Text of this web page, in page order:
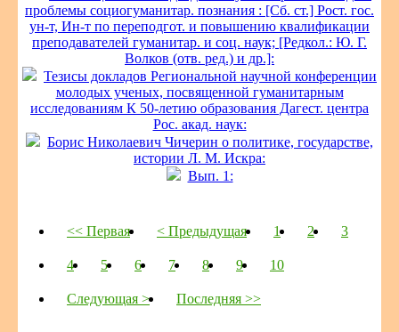
проблемы социогуманитар. познания : [Сб. ст.] Рост. гос.
ун-т, Ин-т по переподгот. и повышению квалификации
преподавателей гуманитар. и соц. наук; [Редкол.: Ю. Г.
Волков (отв. ред.) и др.]:
Тезисы докладов Региональной научной конференции
молодых ученых, посвященной гуманитарным
исследованиям К 50-летию образования Дагест. центра
Рос. акад. наук:
Борис Николаевич Чичерин о политике, государстве,
истории Л. М. Искра:
Вып. 1:
<< Первая < Предыдущая 1 2 3
4 5 6 7 8 9 10
Следующая > Последняя >>